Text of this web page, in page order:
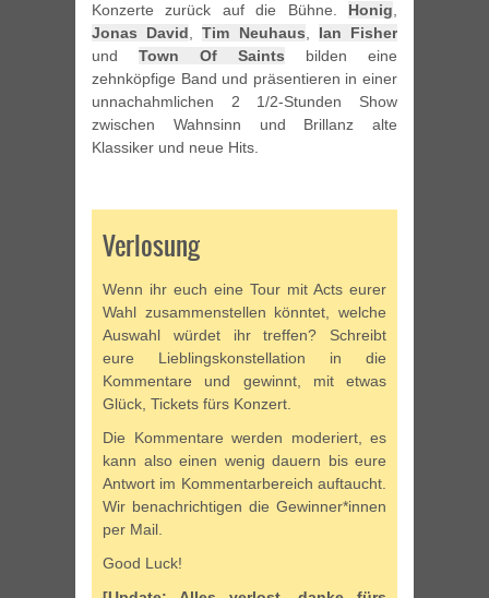
Konzerte zurück auf die Bühne. Honig,
Jonas David,Tim Neuhaus, Ian Fisher
und Town Of Saints bilden eine
zehnköpfige Band und präsentieren in einer
unnachahmlichen 2 1/2-Stunden Show
zwischen Wahnsinn und Brillanz alte
Klassiker und neue Hits.
Verlosung
Wenn ihr euch eine Tour mit Acts eurer
Wahl zusammenstellen könntet, welche
Auswahl würdet ihr treffen? Schreibt
eure Lieblingskonstellation in die
Kommentare und gewinnt, mit etwas
Glück, Tickets fürs Konzert.
Die Kommentare werden moderiert, es
kann also einen wenig dauern bis eure
Antwort im Kommentarbereich auftaucht.
Wir benachrichtigen die Gewinner*innen
per Mail.
Good Luck!